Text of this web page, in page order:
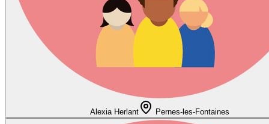
Alexia Herlant Pernes-les-Fontaines